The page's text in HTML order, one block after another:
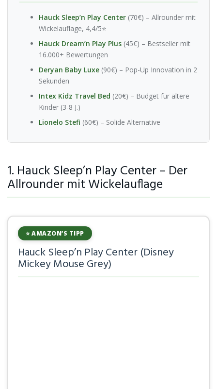
Hauck Sleep’n Play Center (70€) – Allrounder mit
Wickelauflage, 4,4/5⭐
Hauck Dream’n Play Plus (45€) – Bestseller mit
16.000+ Bewertungen
Deryan Baby Luxe (90€) – Pop-Up Innovation in 2
Sekunden
Intex Kidz Travel Bed (20€) – Budget für ältere
Kinder (3-8 J.)
Lionelo Stefi (60€) – Solide Alternative
1. Hauck Sleep’n Play Center – Der
Allrounder mit Wickelauflage
⭐ AMAZON’S TIPP
Hauck Sleep’n Play Center (Disney
Mickey Mouse Grey)